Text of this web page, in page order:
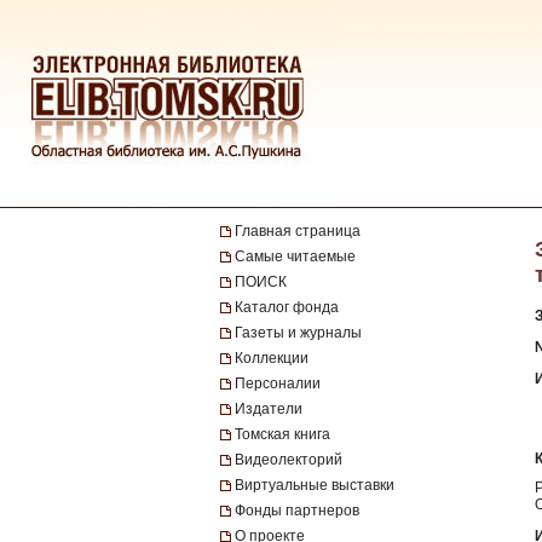
Главная страница
Самые читаемые
ПОИСК
Каталог фонда
Газеты и журналы
Коллекции
Персоналии
Издатели
Томская книга
Видеолекторий
Виртуальные выставки
Фонды партнеров
О проекте